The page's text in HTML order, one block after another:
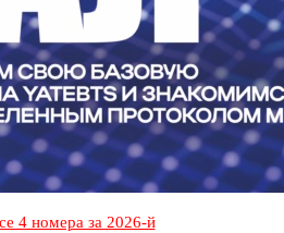
4 номера за 2026-й